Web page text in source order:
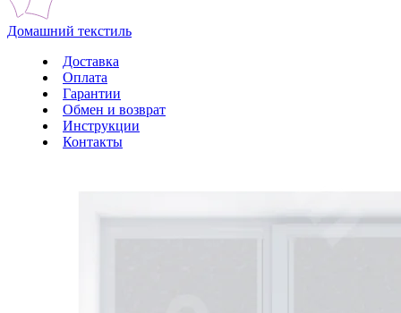
Домашний текстиль
Доставка
Оплата
Гарантии
Обмен и возврат
Инструкции
Контакты